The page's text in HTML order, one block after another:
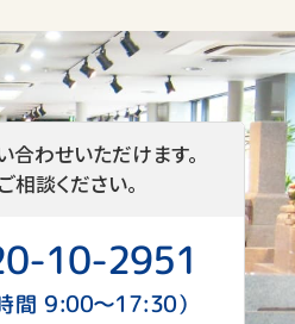
目的について
個人情報につきま
目的で取り扱いさせ
石販売に関するご提
手続き
にかかる情報登録・
するお知らせ、及び
合わせいただけます。
相談ください。
10-2951
間9:00〜17:30）